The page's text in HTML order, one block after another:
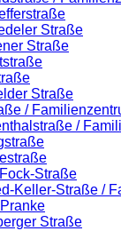
Straße
Straße
Straße
/
/
Straße
Keller-Straße /
Straße